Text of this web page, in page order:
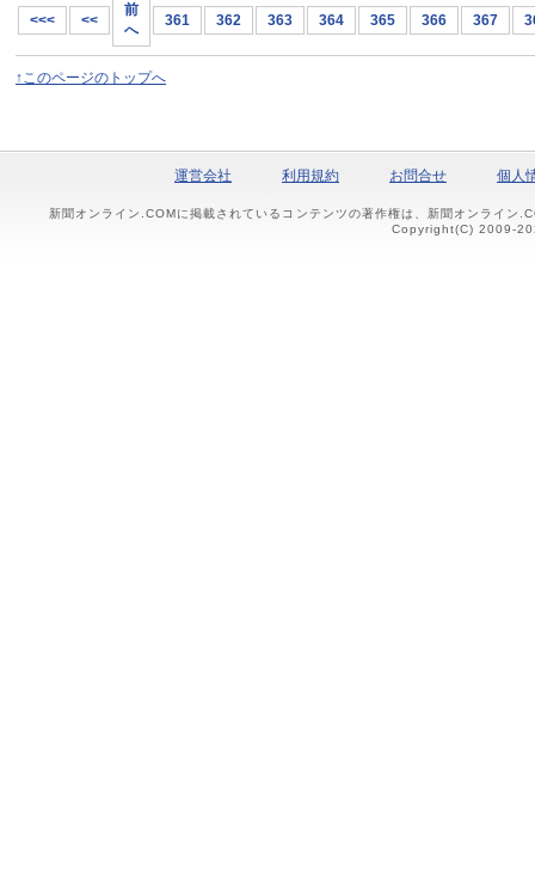
<<< <<
前
へ
361 362 363 364 365 366 367
↑このページのトップへ
運営会社 利用規約 お問合せ 個人
新聞オンライン.COMに掲載されているコンテンツの著作権は、新聞オンライン
Copyright(C) 2009-